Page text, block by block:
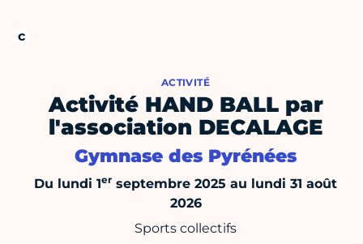
ACTIVITÉ
Activité HAND BALL par
l'association DECALAGE
Gymnase des Pyrénées
Du lundi 1er septembre 2025 au lundi 31 août
2026
Sports collectifs